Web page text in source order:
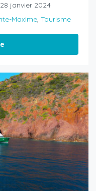
28 janvier 2024
Maxime, Tourisme